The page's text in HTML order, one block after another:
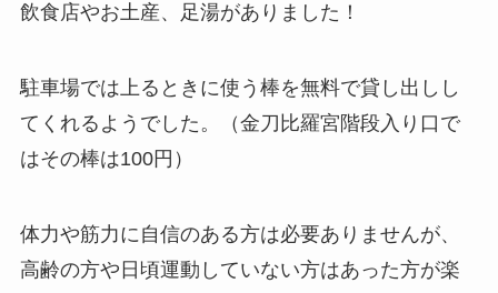
飲食店やお土産、足湯がありました！
駐車場では上るときに使う棒を無料で貸し出しし
てくれるようでした。（金刀比羅宮階段入り口で
はその棒は100円）
体力や筋力に自信のある方は必要ありませんが、
高齢の方や日頃運動していない方はあった方が楽